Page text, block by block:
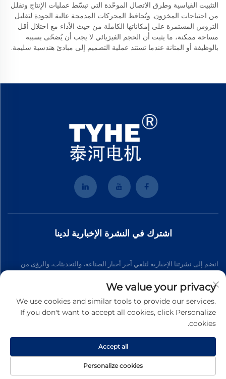
التثبيت القياسية وطرق الاتصال الموحّدة التي تبسّط عمليات الإنتاج وتقلل
من احتياجات المخزون. وتُحافظ المحركات المدمجة عالية الجودة لتقليل
التروس المستمرة على إمكاناتها الكاملة من حيث الأداء مع احتلال أقل
مساحة ممكنة، ما يثبت أن الحجم الفيزيائي لا يجب أن يُضحّى بسببه
بالوظيفة أو المتانة عندما تستند عملية التصميم إلى مبادئ هندسية سليمة.
اشترك في النشرة الإخبارية لدينا
انضم إلى نشرتنا الإخبارية لتلقي آخر أخبار الصناعة، والتحديثات، والرؤى من
فريقنا.
اشترك
حقوق النشر © 2025 شركة وينتشو تايه موتور المحدودة. جميع الحقوق
We value your privacy
We use cookies and similar tools to provide our services.
If you don't want to accept all cookies, click Personalize
cookies.
Personalize cookies
Accept all